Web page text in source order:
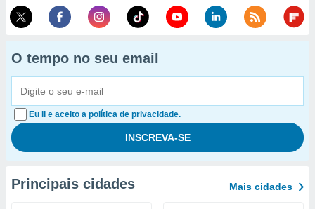
O tempo no seu email
Eu li e aceito a política de privacidade.
Principais cidades Mais cidades